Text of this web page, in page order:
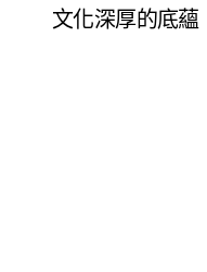
文化深厚的底蘊